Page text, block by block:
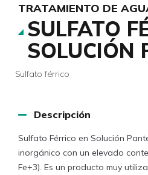
TRATAMIENTO DE
SULFATO
SOLUCIÓN
Sulfato férrico
Descripción
Sulfato Férrico en Solución
inorgánico con un elevado
Fe+3). Es un producto muy